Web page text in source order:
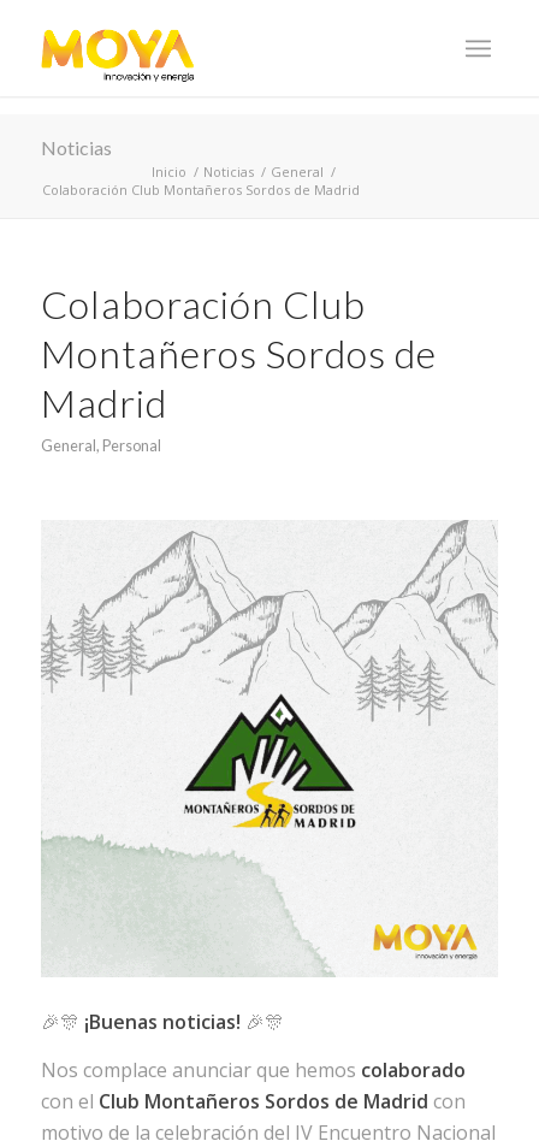
Noticias
Inicio / Noticias / General /
Colaboración Club Montañeros Sordos de Madrid
Colaboración Club
Montañeros Sordos de
Madrid
General, Personal
🎉🎊 ¡Buenas noticias! 🎉🎊
Nos complace anunciar que hemos colaborado
con el Club Montañeros Sordos de Madrid con
motivo de la celebración del IV Encuentro Nacional